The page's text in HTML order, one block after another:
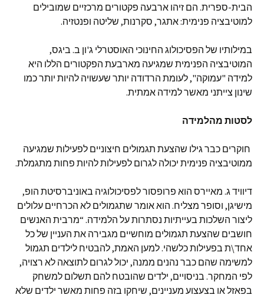
הבית-ספרית. הם זיהו ארבעה פקטורים מרכזיים שמובילים
למוטיבציה פנימית: אתגר, סקרנות, שליטה ופנטזיה.
במילותיו של הפסיכולוג החינוכי האוסטרלי ג'ון ב. ביגס,
המוטיבציה הפנימית שמגיעה מארבעת הפקטורים הללו היא
למידה "עמוקה", לעומת הרדודה יותר שעשויה להיות יותר כמו
שינון צייתני מאשר למידה אמתית.
לסטות מהלמידה
חוקרים כבר גילו שהצעת תגמולים חיצוניים לפעילות שמגיעה
ממוטיבציה פנימית יכולה לגרום לפעילות להיות פחות מתגמלת.
דיוויד ג. מאיירס הוא פרופסור לפסיכולוגיה באוניברסיטת הופ,
מישיגן, וסופר מצליח. הוא אומר שתגמולים לא הכרחיים עלולים
ליצור השלכות בעייתיות נסתרות על הלמידה. “מרבית האנשים
חושבים שהצעת תגמולים מוחשיים מגבירה את העניין של כל
אחד\ת בפעילות כלשהי. למען האמת, להבטיח לילדים תגמול
למשימה שהם כבר נהנים ממנה, יכול לגרום לתוצאה לא רצויה,
לפי המחקר. בניסויים, ילדים שהובטח להם תשלום למשחק
בפאזל או בצעצוע מעניינים, שיחקו בזה פחות מאשר ילדים שלא